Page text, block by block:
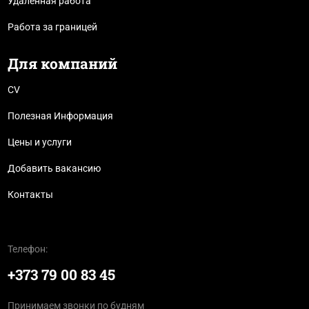
Работа за границей
Для компаний
CV
Полезная Информация
Цены и услуги
Добавить вакансию
Контакты
Телефон:
+373 79 00 83 45
Принимаем звонки по будням